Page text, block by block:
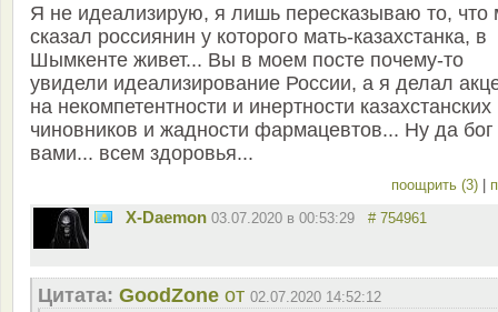
Я не идеализирую, я лишь пересказываю то, что
сказал россиянин у которого мать-казахстанка, в
Шымкенте живет... Вы в моем посте почему-то
увидели идеализирование России, а я делал
на некомпетентности и инертности казахстанских
чиновников и жадности фармацевтов... Ну да бог
вами... всем здоровья...
поощрить (3) |
X-Daemon 03.07.2020 в 00:53:29 # 754961
Цитата: GoodZone от 02.07.2020 14:52:12